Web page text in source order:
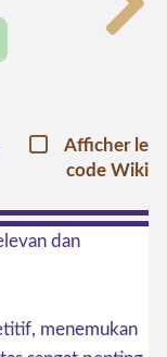
Afficher le
code Wiki